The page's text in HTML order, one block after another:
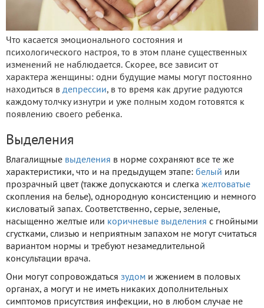
Что касается эмоционального состояния и
психологического настроя, то в этом плане существенных
изменений не наблюдается. Скорее, все зависит от
характера женщины: одни будущие мамы могут постоянно
находиться в депрессии, в то время как другие радуются
каждому толчку изнутри и уже полным ходом готовятся к
появлению своего ребенка.
Выделения
Влагалищные выделения в норме сохраняют все те же
характеристики, что и на предыдущем этапе: белый или
прозрачный цвет (также допускаются и слегка желтоватые
скопления на белье), однородную консистенцию и немного
кисловатый запах. Соответственно, серые, зеленые,
насыщенно желтые или коричневые выделения с гнойными
сгустками, слизью и неприятным запахом не могут считаться
вариантом нормы и требуют незамедлительной
консультации врача.
Они могут сопровождаться зудом и жжением в половых
органах, а могут и не иметь никаких дополнительных
симптомов присутствия инфекции, но в любом случае не